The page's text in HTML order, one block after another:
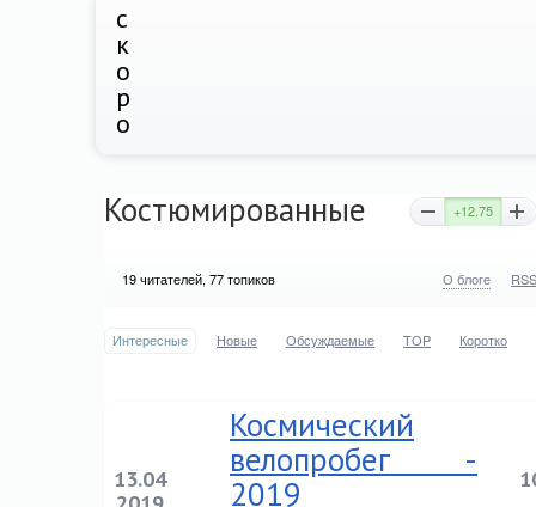
с
к
о
р
о
Костюмированные +12.75
19читателей, 77 топиков О блоге RSS
Интересные Новые Обсуждаемые TOP Коротко
13.04
Космический
велопробег -
2019